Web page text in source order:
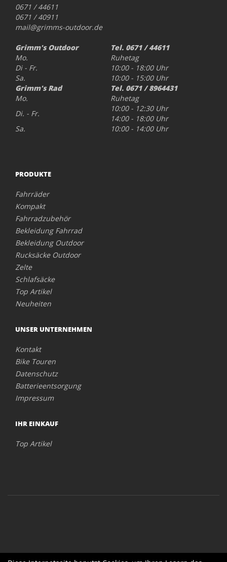
0671 / 44611
0671 / 40911
mail@grimms-outdoor.de
Grimm's Outdoor
Tel. 0671 / 44611
Mo.
Ruhetag
Di - Fr.
10:00 - 18:00 Uhr
Sa.
10:00 - 15:00 Uhr
Grimm's Rad
Tel. 0671 / 8964431
Mo.
Ruhetag
Di. - Fr.
10:00 - 12:30 Uhr
14:00 - 18:00 Uhr
Sa.
10:00 - 14:00 Uhr
PRODUKTE
Fahrräder
Kompakt
Fahrradzubehör
Bekleidung Fahrrad
Bekleidung Outdoor
Rucksäcke Outdoor
Zelte
Schlafsäcke
Top Artikel
Neuheiten
UNSER UNTERNEHMEN
Kontakt
Bike Touren
Datenschutz
Batterieentsorgung
Impressum
IHR EINKAUF
Top Artikel